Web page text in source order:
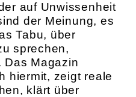
auf Unwissenheit
der Meinung, es
Tabu, über
sprechen,
Das Magazin
hiermit, zeigt reale
klärt über